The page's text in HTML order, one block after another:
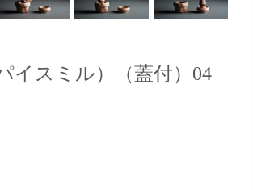
イスミル）（蓋付）04